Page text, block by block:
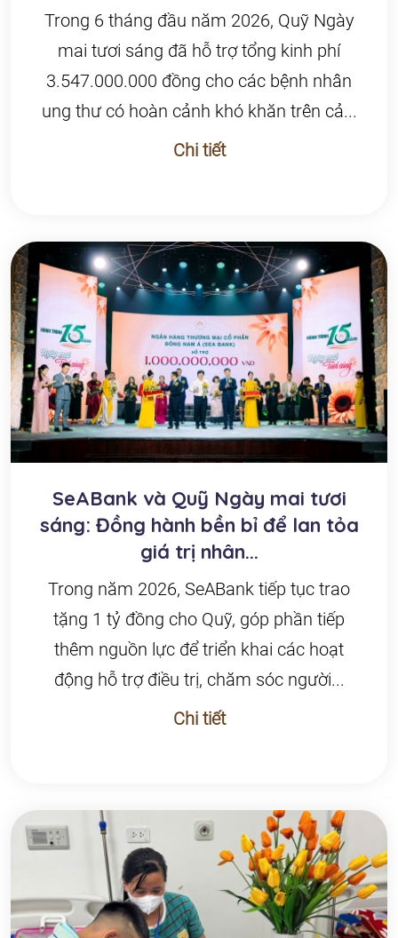
Trong 6 tháng đầu năm 2026, Quỹ Ngày
mai tươi sáng đã hỗ trợ tổng kinh phí
3.547.000.000 đồng cho các bệnh nhân
ung thư có hoàn cảnh khó khăn trên cả...
Chi tiết
SeABank và Quỹ Ngày mai tươi
sáng: Đồng hành bền bỉ để lan tỏa
giá trị nhân...
Trong năm 2026, SeABank tiếp tục trao
tặng 1 tỷ đồng cho Quỹ, góp phần tiếp
thêm nguồn lực để triển khai các hoạt
động hỗ trợ điều trị, chăm sóc người...
Chi tiết